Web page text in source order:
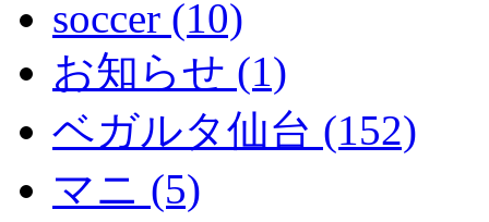
soccer (10)
お知らせ (1)
ベガルタ仙台 (152)
マニ (5)